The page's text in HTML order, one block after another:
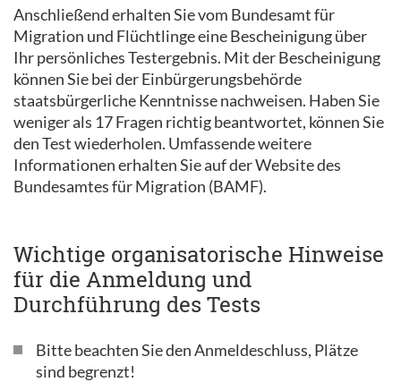
Anschließend erhalten Sie vom Bundesamt für
Migration und Flüchtlinge eine Bescheinigung über
Ihr persönliches Testergebnis. Mit der Bescheinigung
können Sie bei der Einbürgerungsbehörde
staatsbürgerliche Kenntnisse nachweisen. Haben Sie
weniger als 17 Fragen richtig beantwortet, können Sie
den Test wiederholen. Umfassende weitere
Informationen erhalten Sie auf der Website des
Bundesamtes für Migration (BAMF).
Wichtige organisatorische Hinweise
für die Anmeldung und
Durchführung des Tests
Bitte beachten Sie den Anmeldeschluss, Plätze
sind begrenzt!